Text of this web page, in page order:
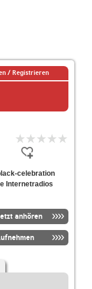
/ Registrieren
celebration
Internetradios
anhören